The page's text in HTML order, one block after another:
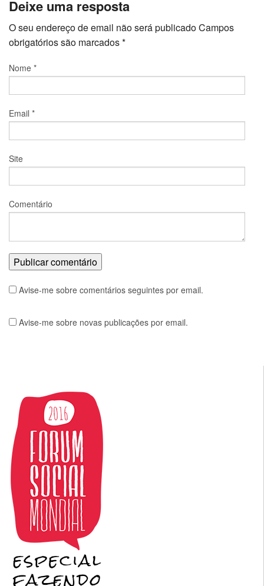
Deixe uma resposta
O seu endereço de email não será publicadoCampos
obrigatórios são marcados*
Nome *
Email *
Site
Comentário
Avise-me sobre comentários seguintes por email.
Avise-me sobre novas publicações por email.